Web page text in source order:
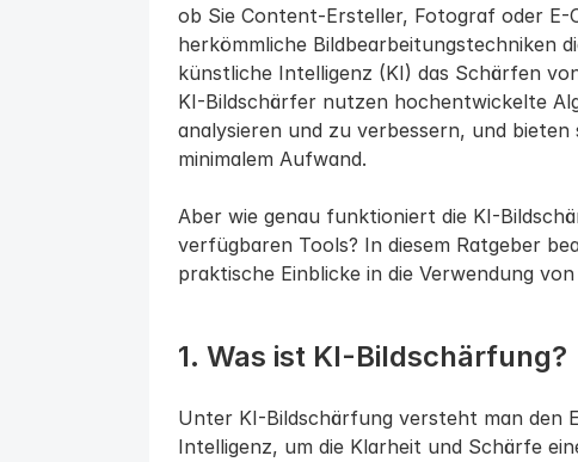
ob Sie Content-Ersteller, Fotograf oder E-
herkömmliche Bildbearbeitungstechniken
künstliche Intelligenz (KI) das Schärfen
KI-Bildschärfer nutzen hochentwickelte
analysieren und zu verbessern, und
minimalem Aufwand.
Aber wie genau funktioniert die KI-
verfügbaren Tools? In diesem Ratgeber
praktische Einblicke in die Verwendung
1. Was ist KI-Bildschärfung?
Unter KI-Bildschärfung versteht man den
Intelligenz, um die Klarheit und Schärfe